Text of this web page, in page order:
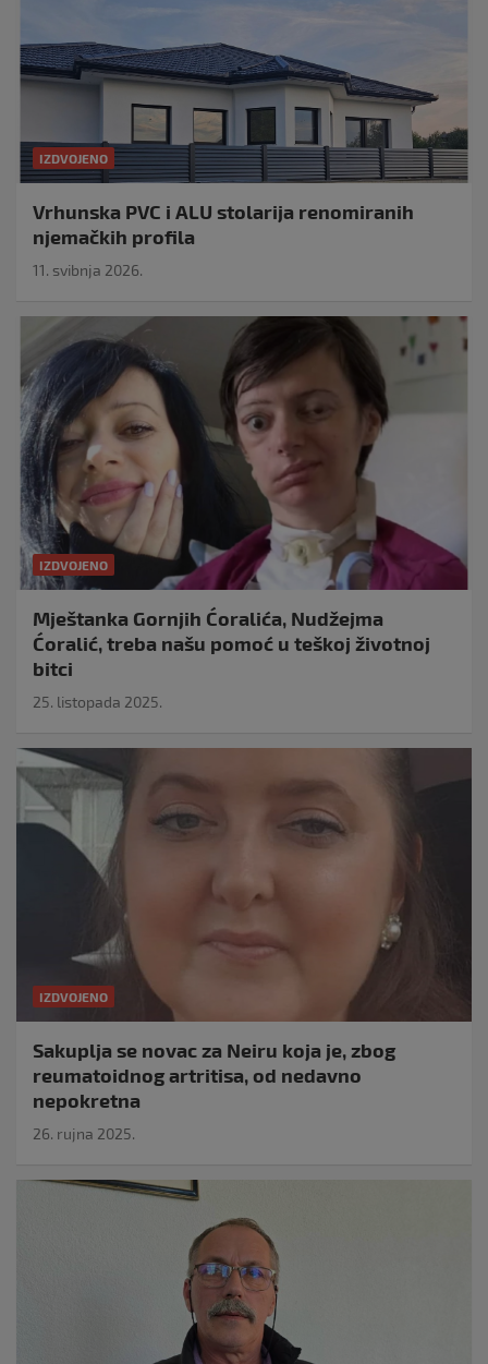
IZDVOJENO
Vrhunska PVC i ALU stolarija renomiranih
njemačkih profila
11. svibnja 2026.
IZDVOJENO
Mještanka Gornjih Ćoralića, Nudžejma
Ćoralić, treba našu pomoć u teškoj životnoj
bitci
25. listopada 2025.
IZDVOJENO
Sakuplja se novac za Neiru koja je, zbog
reumatoidnog artritisa, od nedavno
nepokretna
26. rujna 2025.